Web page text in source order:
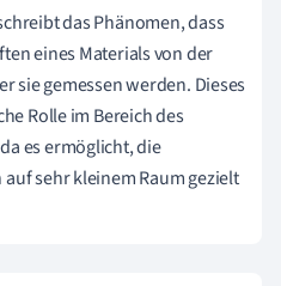
das Phänomen, dass
eines Materials von der
sie gemessen werden. Dieses
Rolle im Bereich des
es ermöglicht, die
sehr kleinem Raum gezielt